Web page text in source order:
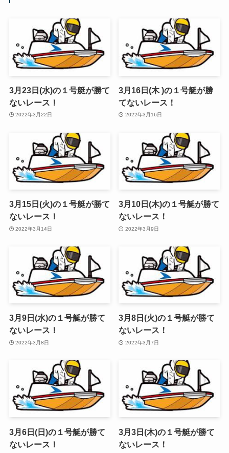
3月23日(水)の１号艇が勝て
ないレース！
2022年3月22日
3月16日(木 )の１号艇が勝
てないレース！
2022年3月16日
3月15日(火)の１号艇が勝て
ないレース！
2022年3月14日
3月10日(木)の１号艇が勝て
ないレース！
2022年3月9日
3月9日(水)の１号艇が勝て
ないレース！
2022年3月8日
3月8日(火)の１号艇が勝て
ないレース！
2022年3月7日
3月6日(日)の１号艇が勝て
ないレース！
3月3日(木)の１号艇が勝て
ないレース！